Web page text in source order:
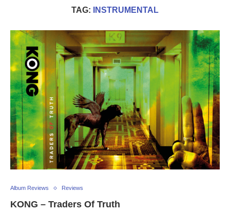
TAG: INSTRUMENTAL
Album Reviews Reviews
KONG – Traders Of Truth